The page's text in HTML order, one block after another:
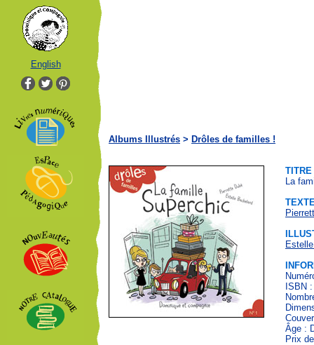
English
Albums Illustrés > Drôles de familles !
TITRE
La
ISBN
Âge :
Prix